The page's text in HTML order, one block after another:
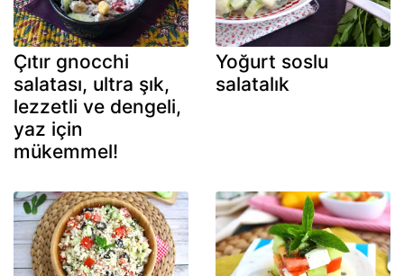
Çıtır gnocchi
salatası, ultra şık,
lezzetli ve dengeli,
yaz için
mükemmel!
Yoğurt soslu
salatalık